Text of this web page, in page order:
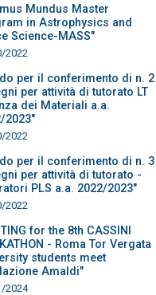
Mundus Master
in Astrophysics and
Science-MASS"
2022
per il conferimento di n. 2
per attività di tutorato LT
dei Materiali a.a.
2023"
2022
per il conferimento di n. 3
per attività di tutorato -
PLS a.a. 2022/2023"
2022
for the 8th CASSINI
- Roma Tor Vergata
students meet
Amaldi"
2024